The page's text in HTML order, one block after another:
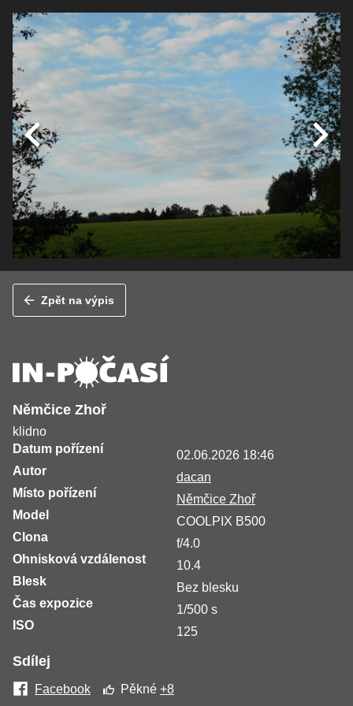
Zpět na výpis
Němčice Zhoř
klidno
Datum pořízení
02.06.2026 18:46
Autor
dacan
Místo pořízení
Němčice Zhoř
Model
COOLPIX B500
Clona
f/4.0
Ohnisková vzdálenost
10.4
Blesk
Bez blesku
Čas expozice
1/500 s
ISO
125
Sdílej
Facebook Pěkné+8